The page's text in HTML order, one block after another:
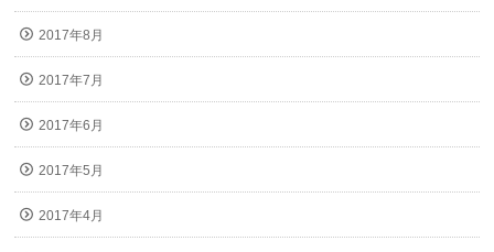
2017年8月
2017年7月
2017年6月
2017年5月
2017年4月